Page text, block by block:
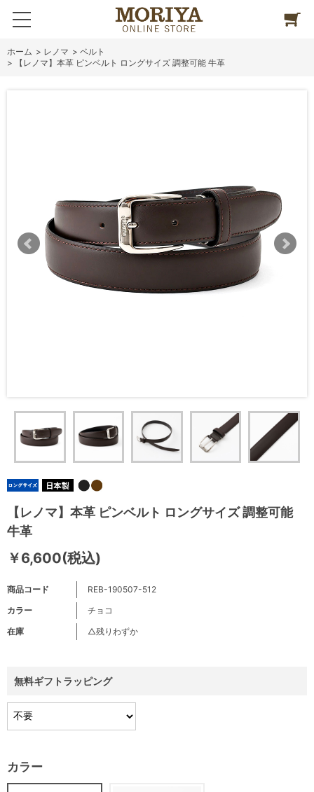
ホーム > レノマ > ベルト
>
【レノマ】本革 ピンベルト ロングサイズ 調整可能 牛革
【レノマ】本革 ピンベルト ロングサイズ 調整可能
牛革
￥6,600(税込)
商品コード
REB-190507-512
カラー
チョコ
在庫
△残りわずか
無料ギフトラッピング
カラー